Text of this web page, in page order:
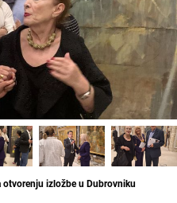
izložbe u Dubrovniku